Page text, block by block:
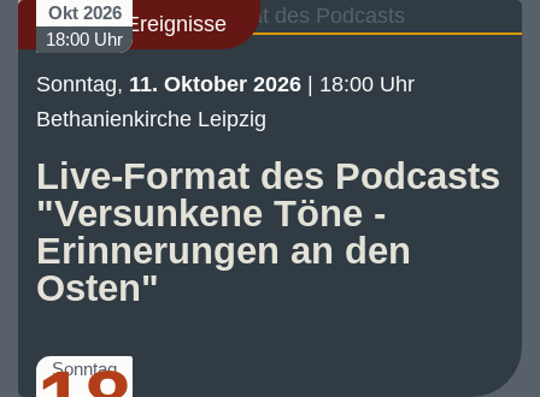
Sonstige Ereignisse
Okt 2026
18:00 Uhr
Sonntag, 11. Oktober 2026 | 18:00 Uhr
Bethanienkirche Leipzig
Live-Format des Podcasts
"Versunkene Töne -
Erinnerungen an den
Osten"
Sonntag